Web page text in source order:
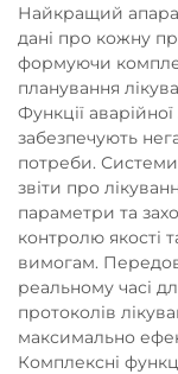
Найкращий апарат
дані про кожну
формуючи
планування
Функції
забезпечують
потреби. Системи
звіти про
параметри та
контролю якості
вимогам.
реальному часі
протоколів
максимально
Комплексні